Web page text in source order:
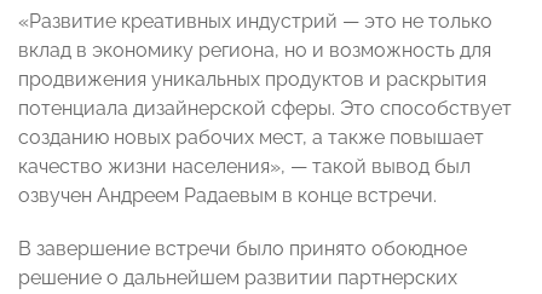
«Развитие креативных индустрий — это не только
вклад в экономику региона, но и возможность для
продвижения уникальных продуктов и раскрытия
потенциала дизайнерской сферы. Это способствует
созданию новых рабочих мест, а также повышает
качество жизни населения», — такой вывод был
озвучен Андреем Радаевым в конце встречи.
В завершение встречи было принято обоюдное
решение о дальнейшем развитии партнерских